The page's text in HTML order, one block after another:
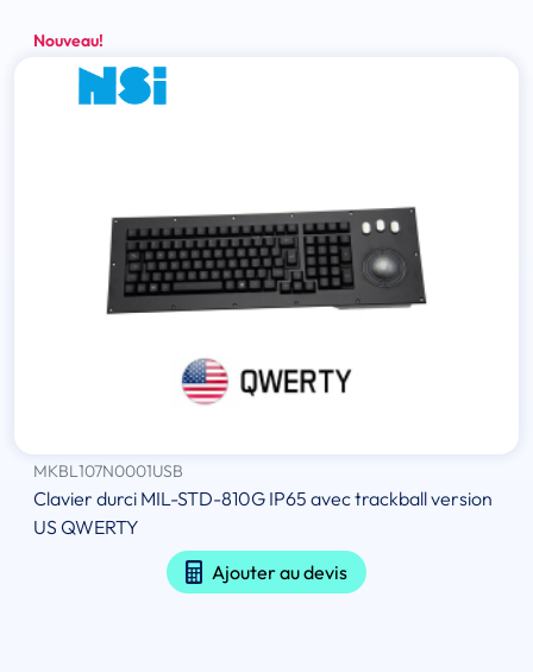
Nouveau!
MKBL107N0001USB
Clavier durci MIL-STD-810G IP65 avec trackball version
US QWERTY
Ajouter au devis